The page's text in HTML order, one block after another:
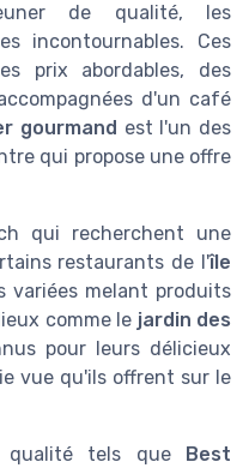
de qualité, les
incontournables. Ces
prix abordables, des
d'un café
gourmand est l'un des
qui propose une offre
qui recherchent une
restaurants de l'île
variées melant produits
comme le jardin des
pour leurs délicieux
vue qu'ils offrent sur le
qualité tels que
Best